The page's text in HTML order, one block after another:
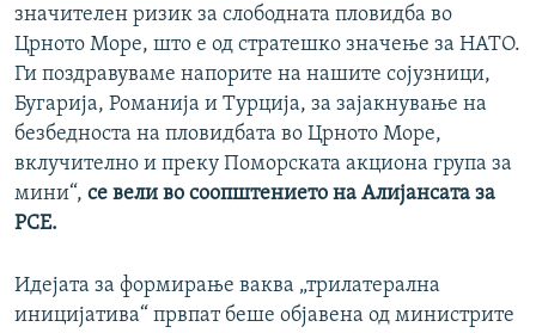
значителен ризик за слободната пловидба во
Црното Море, што е од стратешко значење за НАТО.
Ги поздравуваме напорите на нашите сојузници,
Бугарија, Романија и Турција, за зајакнување на
безбедноста на пловидбата во Црното Море,
вклучително и преку Поморската акциона група за
мини“, се вели во соопштението на Алијансата за
РСЕ.
Идејата за формирање ваква „трилатерална
иницијатива“ првпат беше објавена од министрите